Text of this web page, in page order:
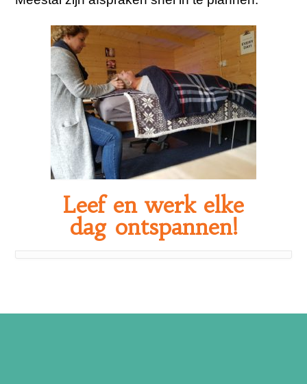
Leef en werk elke
dag ontspannen!